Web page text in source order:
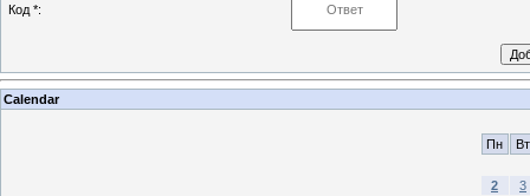
Код *:
Calendar
Пн Вт
2
3